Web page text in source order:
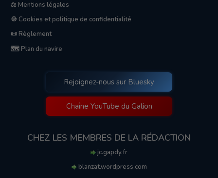
⚖️ Mentions légales
🍪 Cookies et politique de confidentialité
📜 Règlement
🗺️ Plan du navire
Rejoignez-nous sur Bluesky
Chaîne YouTube du Galion
CHEZ LES MEMBRES DE LA RÉDACTION
jc.gapdy.fr
blanzat.wordpress.com